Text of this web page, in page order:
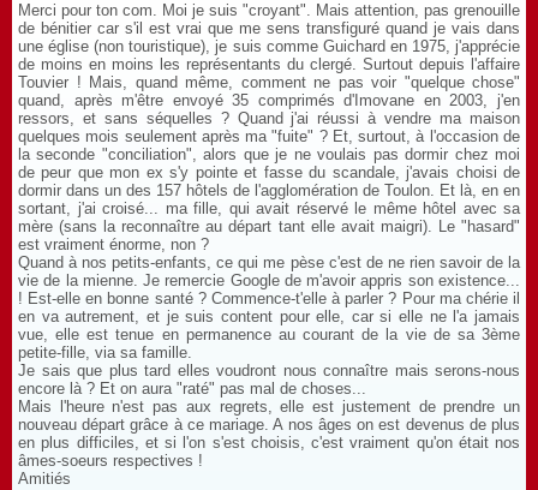
Merci pour ton com. Moi je suis "croyant". Mais attention, pas grenouille
de bénitier car s'il est vrai que me sens transfiguré quand je vais dans
une église (non touristique), je suis comme Guichard en 1975, j'apprécie
de moins en moins les représentants du clergé. Surtout depuis l'affaire
Touvier ! Mais, quand même, comment ne pas voir "quelque chose"
quand, après m'être envoyé 35 comprimés d'Imovane en 2003, j'en
ressors, et sans séquelles ? Quand j'ai réussi à vendre ma maison
quelques mois seulement après ma "fuite" ? Et, surtout, à l'occasion de
la seconde "conciliation", alors que je ne voulais pas dormir chez moi
de peur que mon ex s'y pointe et fasse du scandale, j'avais choisi de
dormir dans un des 157 hôtels de l'agglomération de Toulon. Et là, en en
sortant, j'ai croisé... ma fille, qui avait réservé le même hôtel avec sa
mère (sans la reconnaître au départ tant elle avait maigri). Le "hasard"
est vraiment énorme, non ?
Quand à nos petits-enfants, ce qui me pèse c'est de ne rien savoir de la
vie de la mienne. Je remercie Google de m'avoir appris son existence...
! Est-elle en bonne santé ? Commence-t'elle à parler ? Pour ma chérie il
en va autrement, et je suis content pour elle, car si elle ne l'a jamais
vue, elle est tenue en permanence au courant de la vie de sa 3ème
petite-fille, via sa famille.
Je sais que plus tard elles voudront nous connaître mais serons-nous
encore là ? Et on aura "raté" pas mal de choses...
Mais l'heure n'est pas aux regrets, elle est justement de prendre un
nouveau départ grâce à ce mariage. A nos âges on est devenus de plus
en plus difficiles, et si l'on s'est choisis, c'est vraiment qu'on était nos
âmes-soeurs respectives !
Amitiés